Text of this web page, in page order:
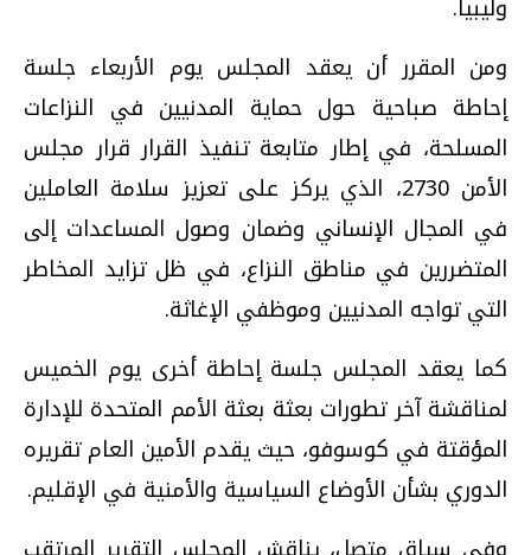
ومن المقرر أن يعقد المجلس يوم الأربعاء جلسة
إحاطة صباحية حول حماية المدنيين في النزاعات
المسلحة، في إطار متابعة تنفيذ القرار قرار مجلس
الأمن 2730، الذي يركز على تعزيز سلامة العاملين
في المجال الإنساني وضمان وصول المساعدات إلى
المتضررين في مناطق النزاع، في ظل تزايد المخاطر
التي تواجه المدنيين وموظفي الإغاثة.
كما يعقد المجلس جلسة إحاطة أخرى يوم الخميس
لمناقشة آخر تطورات بعثة بعثة الأمم المتحدة للإدارة
المؤقتة في كوسوفو، حيث يقدم الأمين العام تقريره
الدوري بشأن الأوضاع السياسية والأمنية في الإقليم.